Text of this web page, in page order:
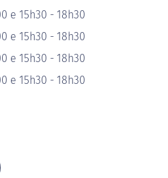
e 15h30 - 18h30
e 15h30 - 18h30
e 15h30 - 18h30
e 15h30 - 18h30